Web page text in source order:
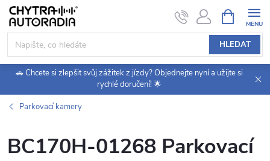
Přejít
obsah
HLEDAT
NÁKUPNÍ
KOŠÍK
🚗 Chcete si zlepšit svůj zážitek z jízdy? Objednejte nyní a užijte si
rychlé doručení! 🌟
Parkovací kamery
BC170H-01268 Parkovací